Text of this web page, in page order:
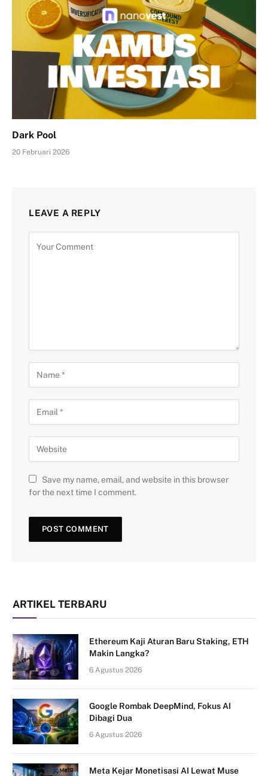
Dark Pool
20 Februari 2026
LEAVE A REPLY
Save my name, email, and website in this browser
for the next time I comment.
ARTIKEL TERBARU
Ethereum Kaji Aturan Baru Staking, ETH
Makin Langka?
6 Agustus 2026
Google Rombak DeepMind, Fokus AI
Dibagi Dua
6 Agustus 2026
Meta Kejar Monetisasi AI Lewat Muse